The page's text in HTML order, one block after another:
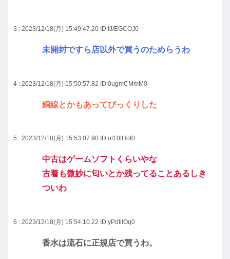
3 : 2023/12/18(月) 15:49:47.20 ID:tJ/EGCOJ0
未開封ですら店以外で買うのためらうわ
4 : 2023/12/18(月) 15:50:57.82 ID:0ugmCMmM0
銅線とかもあってびっくりした
5 : 2023/12/18(月) 15:53:07.90 ID:ul10tHot0
中古はゲームソフトくらいやな
古着も微妙に匂いとか残ってることあるしき
ついわ
6 : 2023/12/18(月) 15:54:10.22 ID:yPdtifOq0
香水は流石に正規店で買うわ。